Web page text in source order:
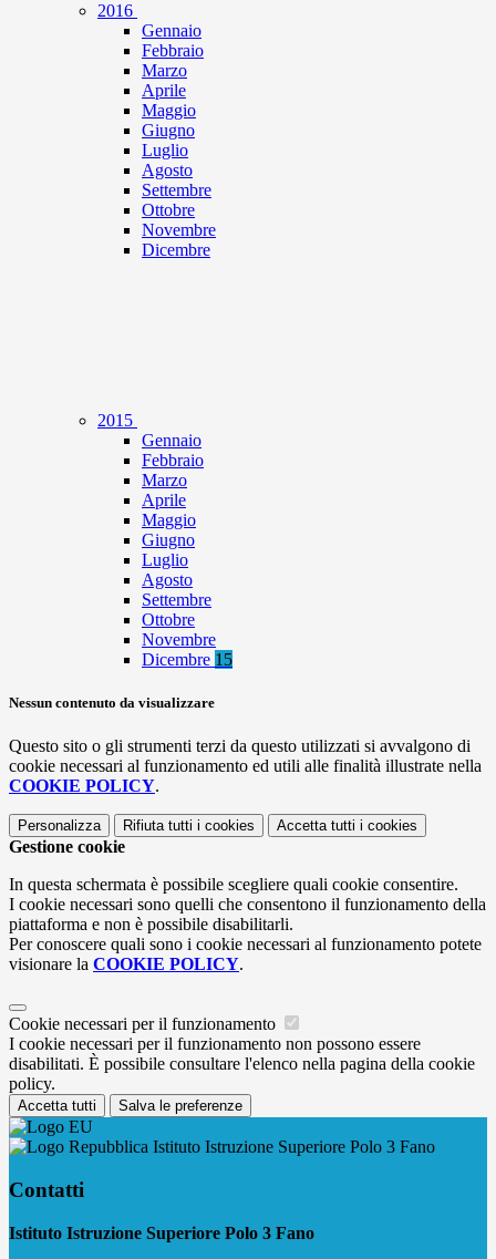
2016
Gennaio
Febbraio
Marzo
Aprile
Maggio
Giugno
Luglio
Agosto
Settembre
Ottobre
Novembre
Dicembre
2015
Gennaio
Febbraio
Marzo
Aprile
Maggio
Giugno
Luglio
Agosto
Settembre
Ottobre
Novembre
Dicembre 15
Nessun contenuto da visualizzare
Questo sito o gli strumenti terzi da questo utilizzati si avvalgono di
cookie necessari al funzionamento ed utili alle finalità illustrate nella
COOKIE POLICY.
Personalizza Rifiuta tutti i cookies Accetta tutti i cookies
Gestione cookie
In questa schermata è possibile scegliere quali cookie consentire.
I cookie necessari sono quelli che consentono il funzionamento della
piattaforma e non è possibile disabilitarli.
Per conoscere quali sono i cookie necessari al funzionamento potete
visionare la COOKIE POLICY.
Cookie necessari per il funzionamento
I cookie necessari per il funzionamento non possono essere
disabilitati. È possibile consultare l'elenco nella pagina della cookie
policy.
Accetta tutti Salva le preferenze
Istituto Istruzione Superiore Polo 3 Fano
Contatti
Istituto Istruzione Superiore Polo 3 Fano